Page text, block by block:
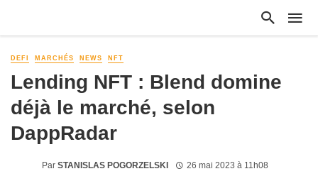
DEFI MARCHÉS NEWS NFT
Lending NFT : Blend domine
déjà le marché, selon
DappRadar
Par STANISLAS POGORZELSKI 26 mai 2023 à 11h08